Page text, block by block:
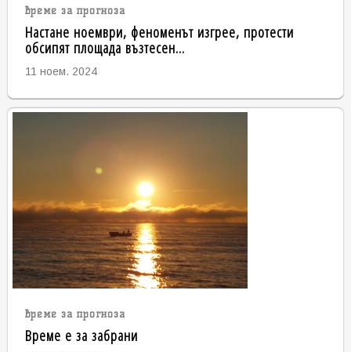
време за прогноза
Настане ноември, феноменът изгрее, протести
обсипят площада възтесен...
11 ноем. 2024
време за прогноза
Време е за забрани